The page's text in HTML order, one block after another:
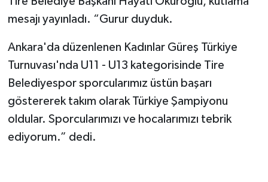
mesajı yayınladı. “Gurur duyduk.
Ankara'da düzenlenen Kadınlar Güreş Türkiye
Turnuvası'nda U11 - U13 kategorisinde Tire
Belediyespor sporcularımız üstün başarı
göstererek takım olarak Türkiye Şampiyonu
oldular. Sporcularımızı ve hocalarımızı tebrik
ediyorum.” dedi.